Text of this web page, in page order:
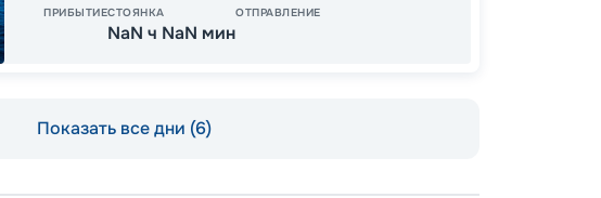
ПРИБЫТИЕСТОЯНКА
NaN ч NaN мин
ОТПРАВЛЕНИЕ
Показать все дни (6)